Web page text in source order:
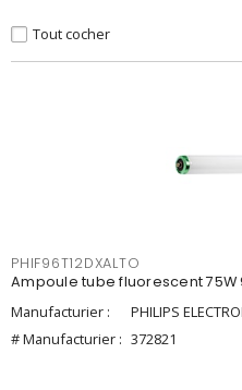
Tout cocher
PHIF96T12DXALTO
Ampoule tube fluorescent 75W
Manufacturier :
PHILIPS
# Manufacturier : 372821